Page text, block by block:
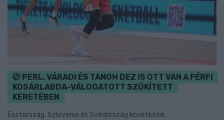
PERL, VÁRADI ÉS TANOH DEZ IS OTT VAN A FÉRFI
KOSÁRLABDA-VÁLOGATOTT SZŰKÍTETT
KERETÉBEN
Észtország, Szlovénia és Svédország következik.